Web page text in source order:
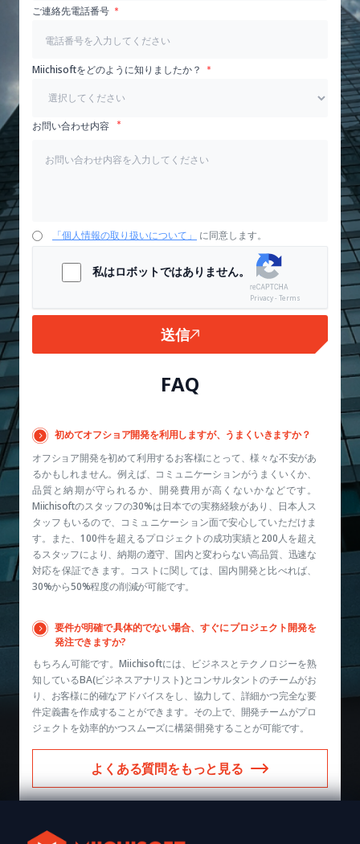
ご連絡先電話番号
Miichisoftをどのように知りましたか？
お問い合わせ内容
「個人情報の取り扱いについて」 に同意します。
私はロボットではありません。
Privacy - Terms
送信
FAQ
初めてオフショア開発を利用しますが、うまくいきますか？
オフショア開発を初めて利用するお客様にとって、様々な不安があ
るかもしれません。例えば、コミュニケーションがうまくいくか、
品質と納期が守られるか、開発費用が高くないかなどです。
Miichisoftのスタッフの30%は日本での実務経験があり、日本人ス
タッフもいるので、コミュニケーション面で安心していただけま
す。また、100件を超えるプロジェクトの成功実績と200人を超え
るスタッフにより、納期の遵守、国内と変わらない高品質、迅速な
対応を保証できます。コストに関しては、国内開発と比べれば、
30%から50%程度の削減が可能です。
要件が明確で具体的でない場合、すぐにプロジェクト開発を
発注できますか?
もちろん可能です。Miichisoftには、ビジネスとテクノロジーを熟
知しているBA(ビジネスアナリスト)とコンサルタントのチームがお
り、お客様に的確なアドバイスをし、協力して、詳細かつ完全な要
件定義書を作成することができます。その上で、開発チームがプロ
ジェクトを効率的かつスムーズに構築·開発することが可能です。
よくある質問をもっと見る